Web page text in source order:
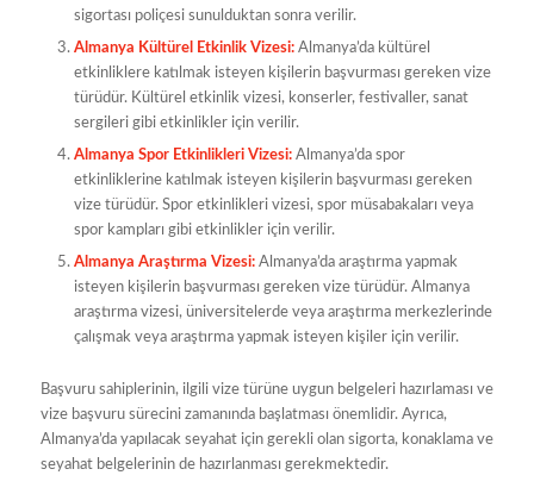
sigortası poliçesi sunulduktan sonra verilir.
Almanya Kültürel Etkinlik Vizesi:Almanya’da kültürel
etkinliklere katılmak isteyen kişilerin başvurması gereken vize
türüdür. Kültürel etkinlik vizesi, konserler, festivaller, sanat
sergileri gibi etkinlikler için verilir.
Almanya Spor Etkinlikleri Vizesi:Almanya’da spor
etkinliklerine katılmak isteyen kişilerin başvurması gereken
vize türüdür. Spor etkinlikleri vizesi, spor müsabakaları veya
spor kampları gibi etkinlikler için verilir.
Almanya Araştırma Vizesi:Almanya’da araştırma yapmak
isteyen kişilerin başvurması gereken vize türüdür. Almanya
araştırma vizesi, üniversitelerde veya araştırma merkezlerinde
çalışmak veya araştırma yapmak isteyen kişiler için verilir.
Başvuru sahiplerinin, ilgili vize türüne uygun belgeleri hazırlaması ve
vize başvuru sürecini zamanında başlatması önemlidir. Ayrıca,
Almanya’da yapılacak seyahat için gerekli olan sigorta, konaklama ve
seyahat belgelerinin de hazırlanması gerekmektedir.